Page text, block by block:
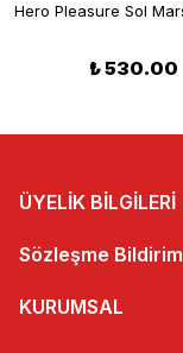
₺ 530.00
ÜYELİK BİLGİLERİ
Sözleşme Bildirim
KURUMSAL